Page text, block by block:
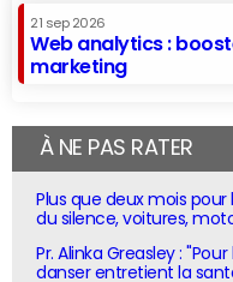
21 sep 2026
Web analytics :
marketing
À NE PAS RATER
Plus que deux mois pour
du silence, voitures,
Pr. Alinka Greasley :
danser entretient la